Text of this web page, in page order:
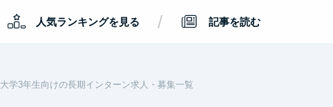
人気ランキングを見る / 記事を読む
大学3年生向けの長期インターン求人・募集一覧